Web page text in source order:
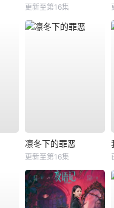
更新至第16集
凛冬下的罪恶
更新至第16集